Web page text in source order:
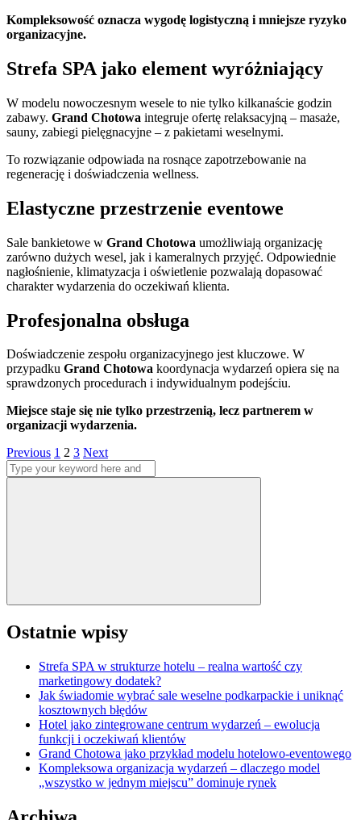
Kompleksowość oznacza wygodę logistyczną i mniejsze ryzyko
organizacyjne.
Strefa SPA jako element wyróżniający
W modelu nowoczesnym wesele to nie tylko kilkanaście godzin
zabawy. Grand Chotowa integruje ofertę relaksacyjną – masaże,
sauny, zabiegi pielęgnacyjne – z pakietami weselnymi.
To rozwiązanie odpowiada na rosnące zapotrzebowanie na
regenerację i doświadczenia wellness.
Elastyczne przestrzenie eventowe
Sale bankietowe w Grand Chotowa umożliwiają organizację
zarówno dużych wesel, jak i kameralnych przyjęć. Odpowiednie
nagłośnienie, klimatyzacja i oświetlenie pozwalają dopasować
charakter wydarzenia do oczekiwań klienta.
Profesjonalna obsługa
Doświadczenie zespołu organizacyjnego jest kluczowe. W
przypadku Grand Chotowa koordynacja wydarzeń opiera się na
sprawdzonych procedurach i indywidualnym podejściu.
Miejsce staje się nie tylko przestrzenią, lecz partnerem w
organizacji wydarzenia.
Stronicowanie
wpisów
Previous Page
1 Page
2 Page
3 Next
Search
for:
Ostatnie wpisy
Strefa SPA w strukturze hotelu – realna wartość czy
marketingowy dodatek?
Jak świadomie wybrać sale weselne podkarpackie i uniknąć
kosztownych błędów
Hotel jako zintegrowane centrum wydarzeń – ewolucja
funkcji i oczekiwań klientów
Grand Chotowa jako przykład modelu hotelowo-eventowego
Kompleksowa organizacja wydarzeń – dlaczego model
„wszystko w jednym miejscu” dominuje rynek